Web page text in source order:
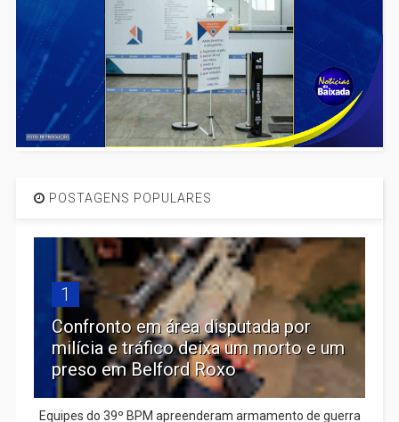
POSTAGENS POPULARES
1
Confronto em área disputada por
milícia e tráfico deixa um morto e um
preso em Belford Roxo
Equipes do 39º BPM apreenderam armamento de guerra